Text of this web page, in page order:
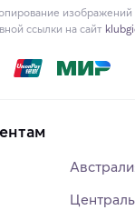
ссылки на сайт